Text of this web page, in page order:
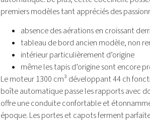
premiers modèles tant appréciés des
absence des aérations en croissant
tableau de bord ancien modèle, non
intérieur particulièrement d’origine
même les tapis d’origine sont encore
Le moteur 1300 cm³ développant 44 ch
boîte automatique passe les rapports avec
offre une conduite confortable et
époque. Les portes et capots ferment